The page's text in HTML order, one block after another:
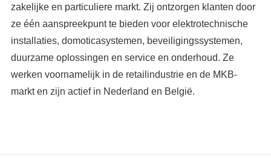
zakelijke en particuliere markt. Zij ontzorgen klanten door
ze één aanspreekpunt te bieden voor elektrotechnische
installaties, domoticasystemen, beveiligingssystemen,
duurzame oplossingen en service en onderhoud. Ze
werken voornamelijk in de retailindustrie en de MKB-
markt en zijn actief in Nederland en België.